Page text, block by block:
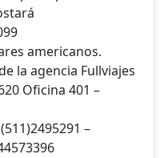
americanos.
la agencia Fullviajes
Oficina 401 –
–